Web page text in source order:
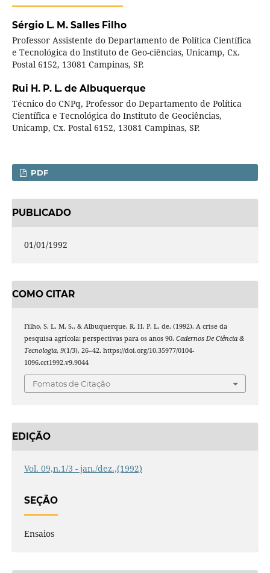
Sérgio L. M. Salles Filho
Professor Assistente do Departamento de Política Científica
e Tecnológica do Instituto de Geo-ciências, Unicamp, Cx.
Postal 6152, 13081 Campinas, SP.
Rui H. P. L. de Albuquerque
Técnico do CNPq, Professor do Departamento de Política
Científica e Tecnológica do Instituto de Geociências,
Unicamp, Cx. Postal 6152, 13081 Campinas, SP.
PDF
PUBLICADO
01/01/1992
COMO CITAR
Filho, S. L. M. S., & Albuquerque, R. H. P. L. de. (1992). A crise da
pesquisa agrícola: perspectivas para os anos 90. Cadernos De Ciência &
Tecnologia, 9(1/3), 26–42. https://doi.org/10.35977/0104-
1096.cct1992.v9.9044
Fomatos de Citação
EDIÇÃO
Vol. 09,n.1/3 - jan./dez.,(1992)
SEÇÃO
Ensaios